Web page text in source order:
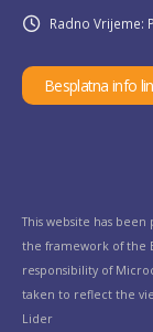
Radno Vrijeme:
Besplatna info
This website has
the framework of the
responsibility of
taken to reflect the
Lider